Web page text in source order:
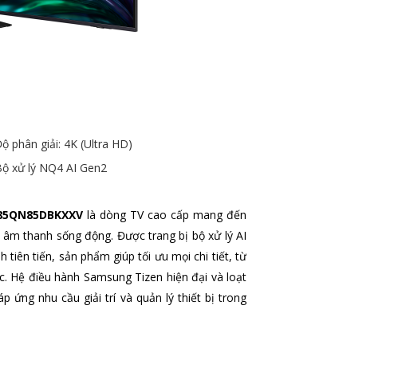
phân giải: 4K (Ultra HD)
xử lý NQ4 AI Gen2
là dòng TV cao cấp mang đến
thanh sống động. Được trang bị bộ xử lý AI
tiên tiến, sản phẩm giúp tối ưu mọi chi tiết, từ
Hệ điều hành Samsung Tizen hiện đại và loạt
ứng nhu cầu giải trí và quản lý thiết bị trong